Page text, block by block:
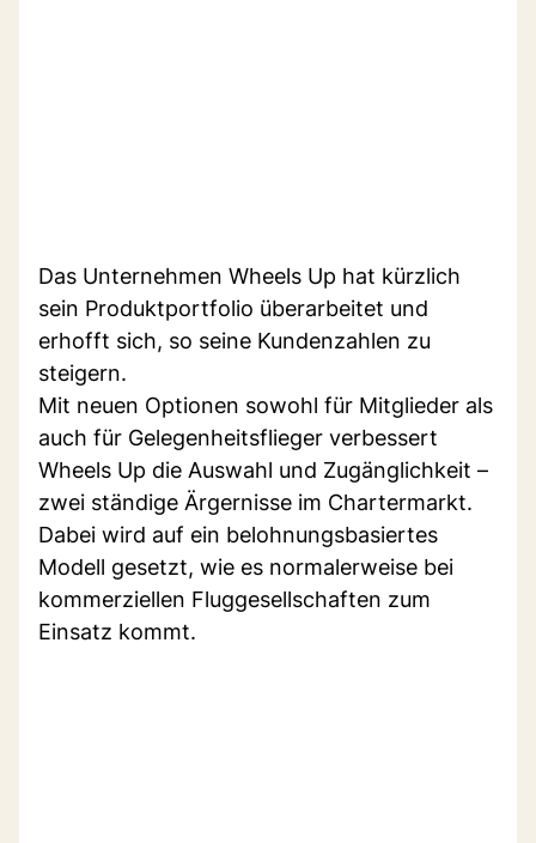
Das Unternehmen Wheels Up hat kürzlich
sein Produktportfolio überarbeitet und
erhofft sich, so seine Kundenzahlen zu
steigern.
Mit neuen Optionen sowohl für Mitglieder als
auch für Gelegenheitsflieger verbessert
Wheels Up die Auswahl und Zugänglichkeit –
zwei ständige Ärgernisse im Chartermarkt.
Dabei wird auf ein belohnungsbasiertes
Modell gesetzt, wie es normalerweise bei
kommerziellen Fluggesellschaften zum
Einsatz kommt.